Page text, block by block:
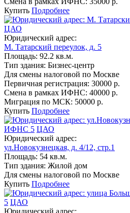
Купить Подробнее
ЦАО
Юридический адрес:
М. Татарский переулок, д. 5
Площадь: 92.2 кв.м.
Тип здания: Бизнес-центр
Для смены налоговой по Москве
Первичная регистрация: 30000 р.
Смена в рамках ИФНС: 40000 р.
Миграция по МСК: 50000 р.
Купить Подробнее
ИФНС 5 ЦАО
Юридический адрес:
ул.Новокузнецкая, д. 4/12, стр.1
Площадь: 54 кв.м.
Тип здания: Жилой дом
Для смены налоговой по Москве
Купить Подробнее
5 ЦАО
Юридический адрес: